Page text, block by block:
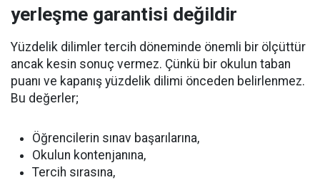
yerleşme garantisi değildir
Yüzdelik dilimler tercih döneminde önemli bir ölçüttür
ancak kesin sonuç vermez. Çünkü bir okulun taban
puanı ve kapanış yüzdelik dilimi önceden belirlenmez.
Bu değerler;
Öğrencilerin sınav başarılarına,
Okulun kontenjanına,
Tercih sırasına,